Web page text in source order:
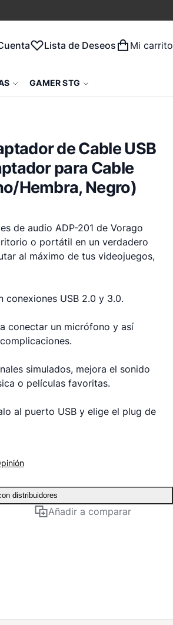
Lista de Deseos Mi carrito
GAMER STG
de Cable USB
para Cable
Hembra, Negro)
de audio ADP-201 de Vorago
o portátil en un verdadero
al máximo de tus videojuegos,
conexiones USB 2.0 y 3.0.
conectar un micrófono y así
simulados, mejora el sonido
o películas favoritas.
al puerto USB y elige el plug de
distribuidores
Añadir a comparar